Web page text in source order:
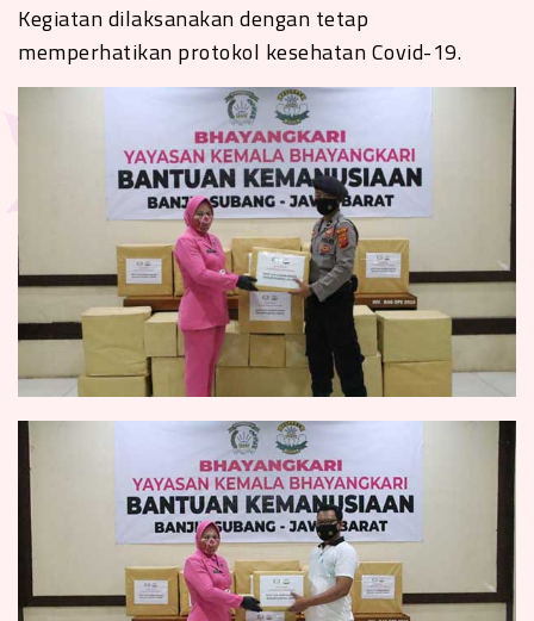
Kegiatan dilaksanakan dengan tetap
memperhatikan protokol kesehatan Covid-19.